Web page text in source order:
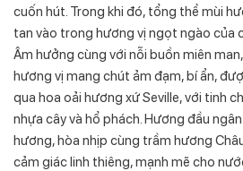
cuốn hút. Trong khi đó, tổng thể mùi
tan vào trong hương vị ngọt ngào của
Âm hưởng cùng với nỗi buồn miên
hương vị mang chút ảm đạm, bí ẩn,
qua hoa oải hương xứ Seville, với tinh
nhựa cây và hổ phách. Hương đầu
hương, hòa nhịp cùng trầm hương
cảm giác linh thiêng, mạnh mẽ cho